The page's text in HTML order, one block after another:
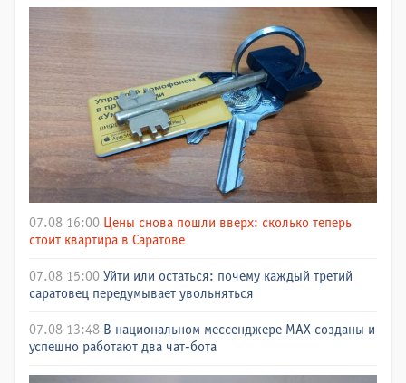
07.08 16:00 Цены снова пошли вверх: сколько теперь
стоит квартира в Саратове
07.08 15:00 Уйти или остаться: почему каждый третий
саратовец передумывает увольняться
07.08 13:48 В национальном мессенджере МАХ созданы и
успешно работают два чат-бота